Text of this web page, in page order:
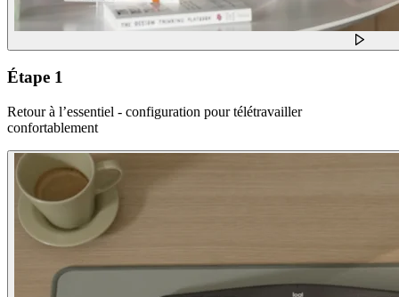
Étape 1
Retour à l’essentiel - configuration pour télétravailler
confortablement